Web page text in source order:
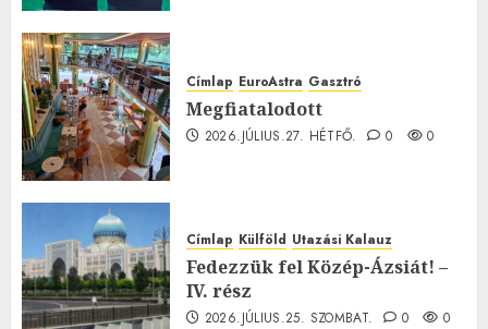
Címlap EuroAstra Gasztró
Megfiatalodott
2026.JÚLIUS.27. HÉTFŐ. 0 0
Címlap Külföld Utazási Kalauz
Fedezzük fel Közép-Ázsiát! –
IV. rész
2026.JÚLIUS.25. SZOMBAT. 0 0